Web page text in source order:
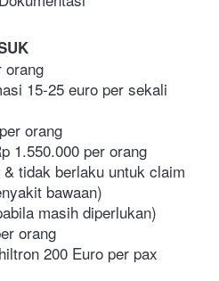
orang
15-25 euro per sekali
orang
1.550.000 per orang
tidak berlaku untuk claim
bawaan)
masih diperlukan)
orang
200 Euro per pax